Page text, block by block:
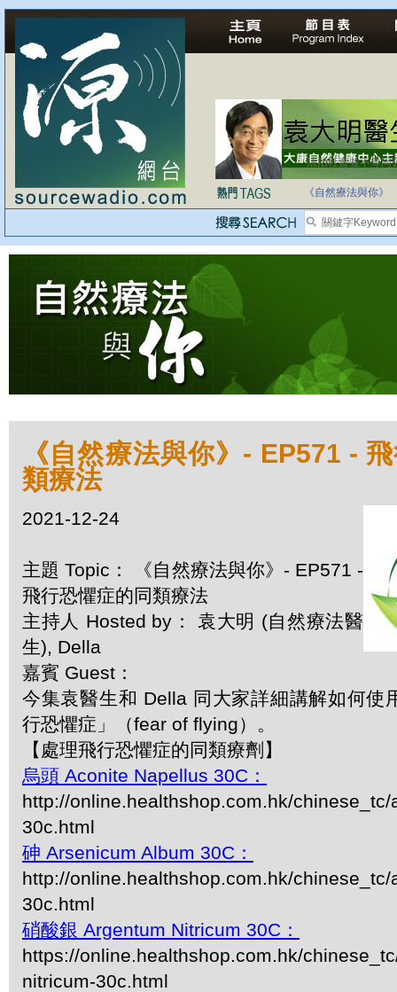
法治社會並不等同
《自然療法與你》
《自然療法與你》- EP571 -
類療法
2021-12-24
主題 Topic： 《自然療法與你》- EP571 -
飛行恐懼症的同類療法
主持人 Hosted by： 袁大明 (自然療法醫
生), Della
嘉賓 Guest：
今集袁醫生和 Della 同大家詳細講解如何使
行恐懼症」（fear of flying）。
【處理飛行恐懼症的同類療劑】
烏頭 Aconite Napellus 30C：
http://online.healthshop.com.hk/
30c.html
砷 Arsenicum Album 30C：
http://online.healthshop.com.hk/
30c.html
硝酸銀 Argentum Nitricum 30C：
https://online.healthshop.com.hk/
nitricum-30c.html